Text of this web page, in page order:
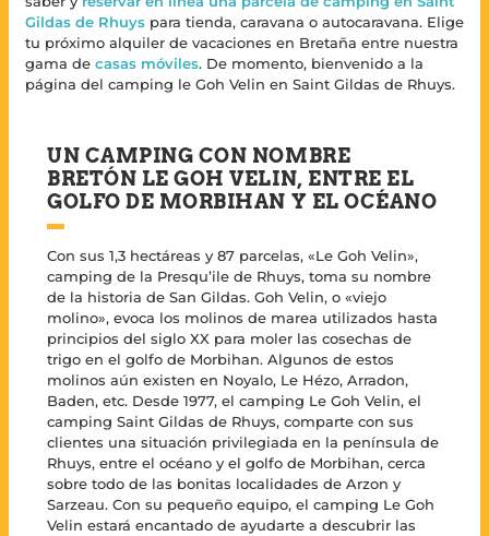
Gildas de Rhuys para tienda, caravana o autocaravana. Elige
tu próximo alquiler de vacaciones en Bretaña entre nuestra
gama de casas móviles. De momento, bienvenido a la
página del camping le Goh Velin en Saint Gildas de Rhuys.
UN CAMPING CON NOMBRE
BRETÓN LE GOH VELIN, ENTRE EL
GOLFO DE MORBIHAN Y EL OCÉANO
Con sus 1,3 hectáreas y 87 parcelas, «Le Goh Velin»,
camping de la Presqu’ile de Rhuys, toma su nombre
de la historia de San Gildas. Goh Velin, o «viejo
molino», evoca los molinos de marea utilizados hasta
principios del siglo XX para moler las cosechas de
trigo en el golfo de Morbihan. Algunos de estos
molinos aún existen en Noyalo, Le Hézo, Arradon,
Baden, etc. Desde 1977, el camping Le Goh Velin, el
camping Saint Gildas de Rhuys, comparte con sus
clientes una situación privilegiada en la península de
Rhuys, entre el océano y el golfo de Morbihan, cerca
sobre todo de las bonitas localidades de Arzon y
Sarzeau. Con su pequeño equipo, el camping Le Goh
Velin estará encantado de ayudarte a descubrir las